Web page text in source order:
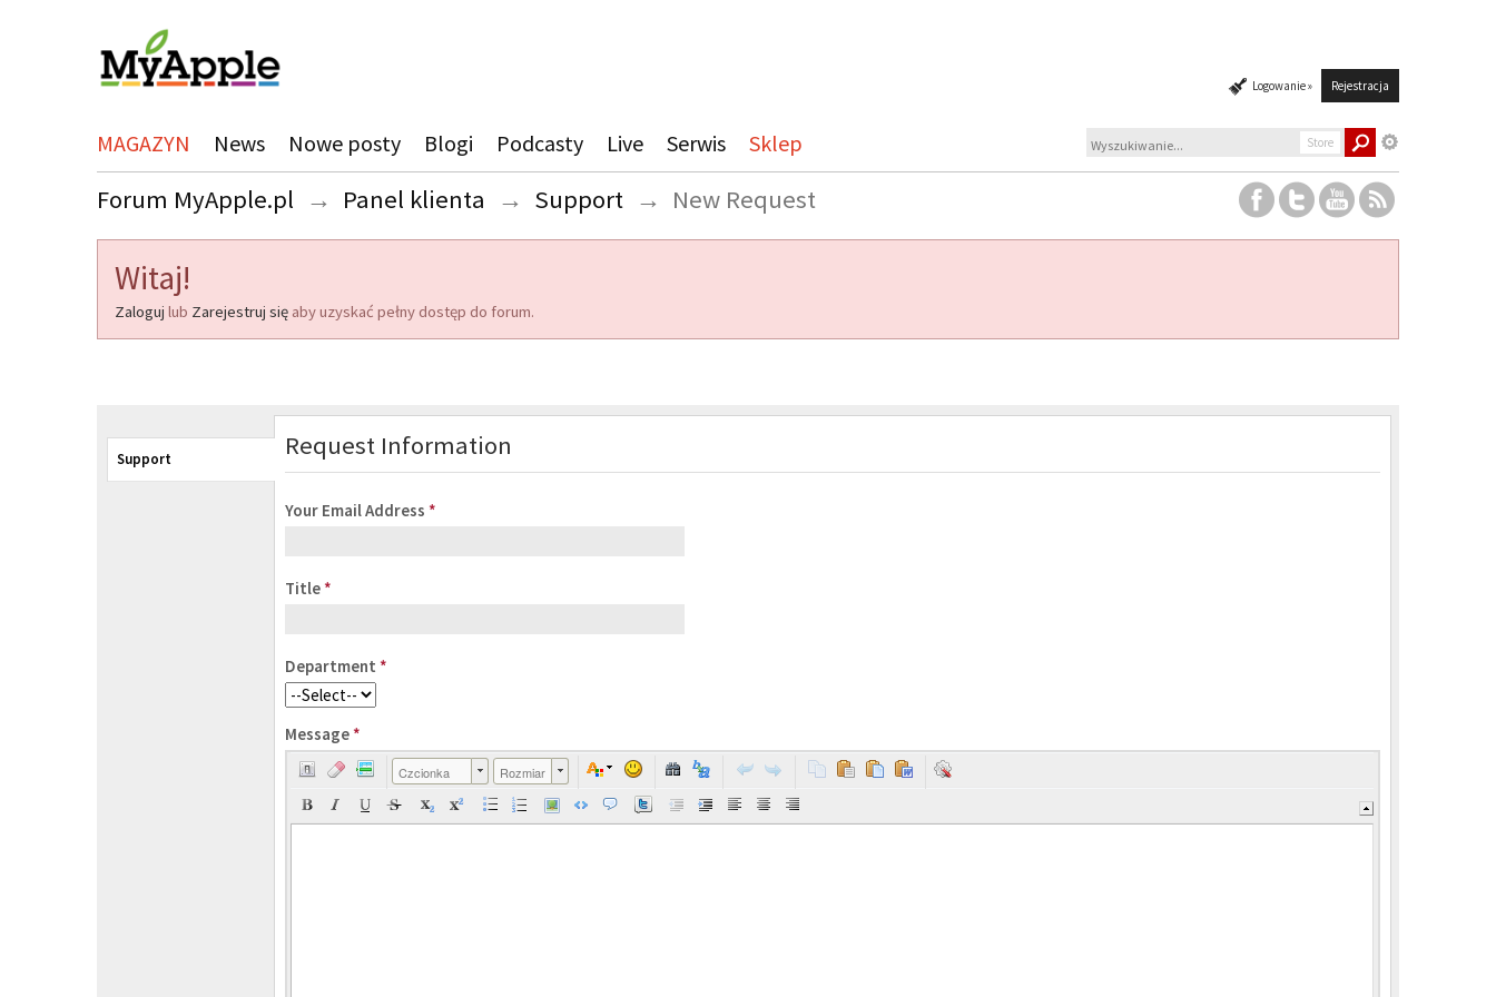
Logowanie » Rejestracja
MAGAZYN News Nowe posty Blogi Podcasty Live Serwis Sklep Store
Forum MyApple.pl → Panel klienta → Support → New Request
Witaj!
Zaloguj lub Zarejestruj się aby uzyskać pełny dostęp do forum.
Support Request Information
Your Email Address *
Title *
Department *
Message *
Czcionka Rozmiar